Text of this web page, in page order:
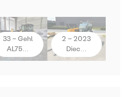
33 - Gehl
AL75…
2 - 2023
Diec…